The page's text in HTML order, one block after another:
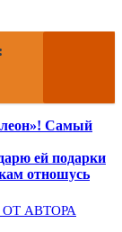
Самый
ей подарки
отношусь
АВТОРА